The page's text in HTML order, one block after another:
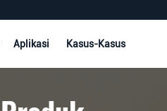
Aplikasi Kasus-Kasus